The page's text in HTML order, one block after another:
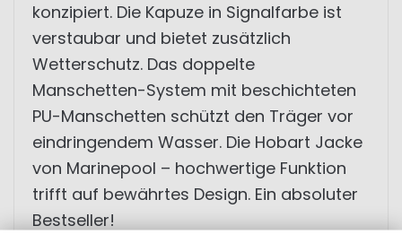
konzipiert. Die Kapuze in Signalfarbe ist
verstaubar und bietet zusätzlich
Wetterschutz. Das doppelte
Manschetten-System mit beschichteten
PU-Manschetten schützt den Träger vor
eindringendem Wasser. Die Hobart Jacke
von Marinepool – hochwertige Funktion
trifft auf bewährtes Design. Ein absoluter
Bestseller!